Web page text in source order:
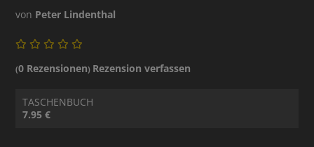
von Peter Lindenthal
(0 Rezensionen) Rezension verfassen
TASCHENBUCH
7.95 €